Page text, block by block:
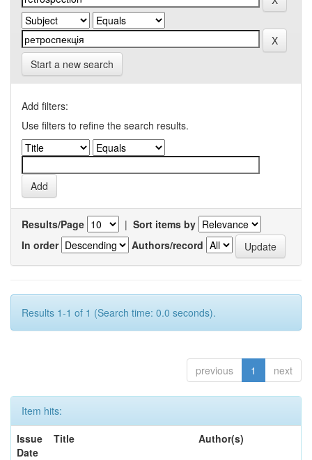
Start a new search
Add filters:
Use filters to refine the search results.
Results/Page | Sort items by
In order
Authors/record
Results 1-1 of 1 (Search time: 0.0 seconds).
previous 1 next
Item hits:
Issue
Date
Title Author(s)